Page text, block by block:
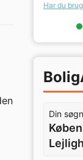
Har du
Din